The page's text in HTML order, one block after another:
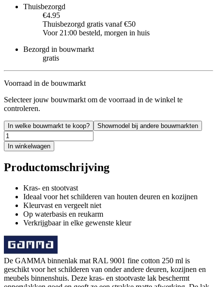
Thuisbezorgd
€4.95
Thuisbezorgd gratis vanaf €50
Voor 21:00 besteld, morgen in huis
Bezorgd in bouwmarkt
gratis
Voorraad in de bouwmarkt
Selecteer jouw bouwmarkt om de voorraad in de winkel te
controleren.
In welke bouwmarkt te koop? Showmodel bij andere bouwmarkten
In winkelwagen
Productomschrijving
Kras- en stootvast
Ideaal voor het schilderen van houten deuren en kozijnen
Kleurvast en vergeelt niet
Op waterbasis en reukarm
Verkrijgbaar in elke gewenste kleur
De GAMMA binnenlak mat RAL 9001 fine cotton 250 ml is
geschikt voor het schilderen van onder andere deuren, kozijnen en
meubels binnenshuis. Deze kras- en stootvaste lak beschermt